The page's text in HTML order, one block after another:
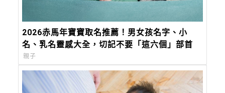
2026赤馬年寶寶取名推薦！男女孩名字、小
名、乳名靈感大全，切記不要「這六個」部首
親子